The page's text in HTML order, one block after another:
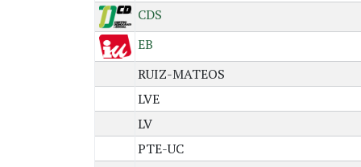
CDS
EB
RUIZ-MATEOS
LVE
LV
PTE-UC